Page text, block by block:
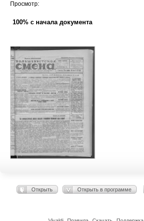
Просмотр:
100% с начала документа
Открыть Открыть в программе